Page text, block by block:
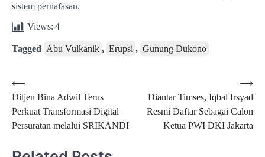
sistem pernafasan.
Views: 4
Tagged Abu Vulkanik , Erupsi , Gunung Dukono
Post
navigation
⟵
Ditjen Bina Adwil Terus
Perkuat Transformasi Digital
Persuratan melalui SRIKANDI
Diantar Timses, Iqbal Irsyad
Resmi Daftar Sebagai Calon
Ketua PWI DKI Jakarta
⟶